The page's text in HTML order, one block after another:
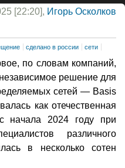
[22:20], Игорь Осколков
сделано в россии сети
по словам компаний,
решение для
сетей — Basis
как отечественная
начала 2024 году при
различного
в несколько сотен